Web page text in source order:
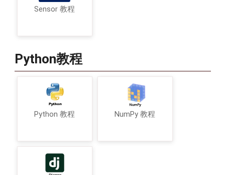
Sensor 教程
Python教程
Python 教程 NumPy 教程